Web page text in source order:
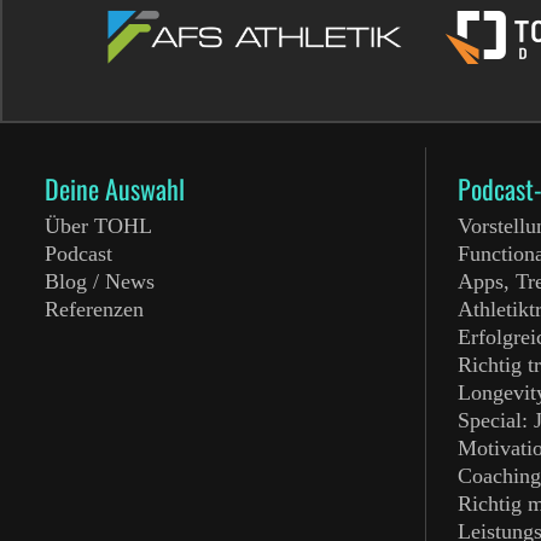
Deine Auswahl
Über TOHL
Podcast
Blog / News
Referenzen
Apps,
Richtig
Special:
Coaching
Richtig